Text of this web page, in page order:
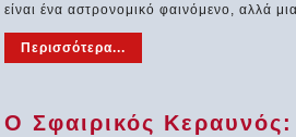
είναι ένα αστρονομικό φαινόμενο, αλλά
Περισσότερα...
Ο Σφαιρικός